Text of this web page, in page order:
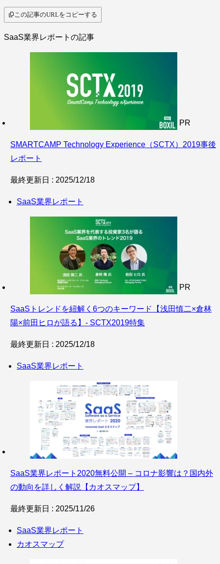
この記事のURLをコピーする
SaaS業界レポートの記事
PR
SMARTCAMP Technology Experience（SCTX）2019事後
レポート
最終更新日 : 2025/12/18
SaaS業界レポート
PR
SaaSトレンドを紐解く6つのキーワード【浅田慎二×倉林
陽×前田ヒロが語る】‐ SCTX2019特集
最終更新日 : 2025/12/18
SaaS業界レポート
SaaS業界レポート2020無料公開 – コロナ影響は？国内外
の動向を詳しく解説【カオスマップ】
最終更新日 : 2025/11/26
SaaS業界レポート
カオスマップ